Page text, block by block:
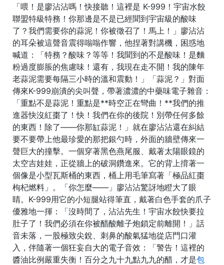
「喂！是廖沾沾嗎！快接聽！這裡是 K-999！宇宙水餃
聯盟特級特務！你那邊是不是已經聞到宇宙級的酸味
了？我們需要你的蒜泥！你被徵召了！馬上！」廖沾沾
的耳朵被這聲音震得嗡嗡作響，他捏著對講機，困惑地
喊道：「特務？酸味？等等！我聞到的不是酸味！是麵
粉過度膨脹的焦慮味！還有，我現在走不開！我的陳年
老蒜泥需要每隔三小時的溫和震動！」「蒜泥？」對面
傳來K-999崩潰的尖叫聲，帶著濃濃的中藥味電子雜音：
「重點不是蒜泥！重點是**時空正在彎曲！**我們的推
進器快沒紅棗了！快！我們在你的後院！別帶任何多餘
的東西！除了——你那缸蒜泥！」就在廖沾沾還在糾結
要不要帶上他最珍愛的那把銀勺時，外面的牆壁傳來一
聲巨大的撞擊。一個穿著黑色燕尾服、戴著太陽眼鏡的
太空吉娃娃，正從牆上的破洞鑽進來。它的背上揹著一
個像是小型瓦斯桶的東西，桶上用毛筆寫著「極品紅棗
枸杞燃料」。「你怎麼——」廖沾沾驚訝地瞪大了眼
睛。K-999用它的小短腿站得筆直，戴著白色手套的爪子
優雅地一揮：「沒時間了，沾沾先生！宇宙水餃快要拉
肚子了！我們必須在你被醋酸離子炮鎖定前離開！」話
音未落，一股極致尖銳、刺鼻的酸氣猛地從店門口灌
入，伴隨著一個狂妄自大的電子音效：「警告！這裡的
醬油比例嚴重失衡！百分之九十九點九九的醋，才是包